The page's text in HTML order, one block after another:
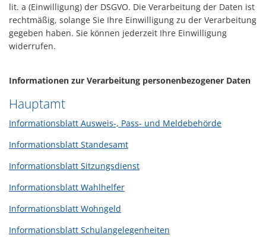
lit. a (Einwilligung) der DSGVO. Die Verarbeitung der Daten ist
rechtmäßig, solange Sie Ihre Einwilligung zu der Verarbeitung
gegeben haben. Sie können jederzeit Ihre Einwilligung
widerrufen.
Informationen zur Verarbeitung personenbezogener Daten
Hauptamt
Informationsblatt Ausweis-, Pass- und Meldebehörde
Informationsblatt Standesamt
Informationsblatt Sitzungsdienst
Informationsblatt Wahlhelfer
Informationsblatt Wohngeld
Informationsblatt Schulangelegenheiten